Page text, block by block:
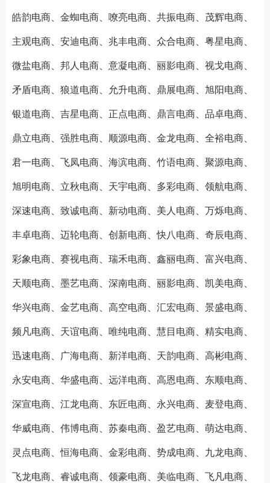
皓韵电商、金蜘电商、嘹亮电商、共振电商、茂辉电商、
主观电商、安迪电商、兆丰电商、众合电商、粤星电商、
微盐电商、邦人电商、意凝电商、丽影电商、视戈电商、
矛盾电商、狼道电商、允升电商、鼎展电商、旭阳电商、
银道电商、吉星电商、正点电商、鼎言电商、品卓电商、
鼎立电商、强胜电商、顺源电商、金龙电商、全裕电商、
君一电商、飞凤电商、海滨电商、竹语电商、聚源电商、
旭明电商、立秋电商、天宇电商、多彩电商、领航电商、
深速电商、致诚电商、新动电商、美人电商、万烁电商、
丰卓电商、迈轮电商、创新电商、快八电商、奇辰电商、
彩象电商、赛视电商、瑞禾电商、鑫丽电商、富兴电商、
天顺电商、墨艺电商、深南电商、丽影电商、凯美电商、
华兴电商、金艺电商、高空电商、汇宏电商、景盛电商、
频凡电商、天谊电商、唯纯电商、慧目电商、精实电商、
迅速电商、广海电商、新洋电商、天韵电商、高彬电商、
永安电商、华盛电商、远洋电商、高恩电商、东顺电商、
深宣电商、江龙电商、东匠电商、永兴电商、麦登电商、
华威电商、伟博电商、苏秦电商、盈艺电商、萌达电商、
灵点电商、恒海电商、金彩电商、势成电商、九龙电商、
飞龙电商、睿诚电商、领豪电商、美临电商、飞凡电商、